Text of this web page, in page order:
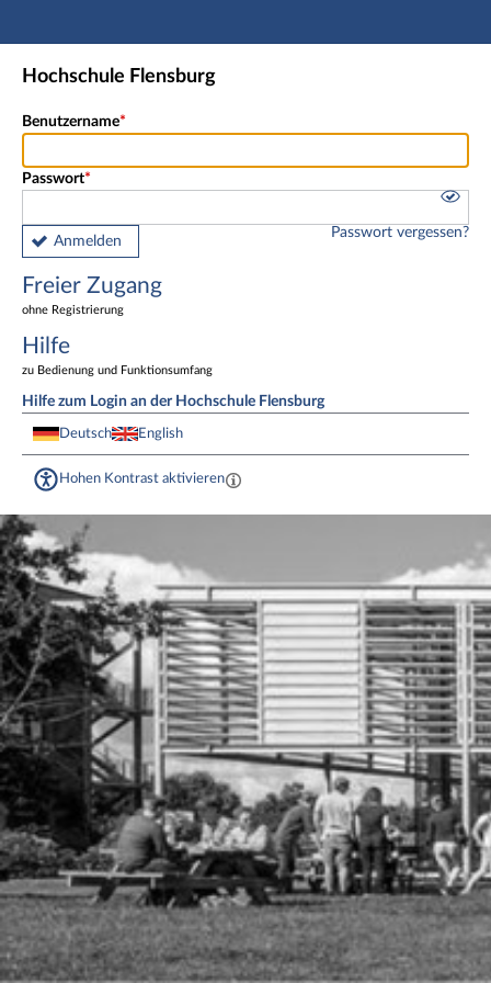
Hauptnavigation
Freier Zugang
Fußzeile
Hochschule Flensburg
Benutzername
Passwort
Anmelden
Passwort vergessen?
Freier Zugang
ohne Registrierung
Hilfe
zu Bedienung und Funktionsumfang
Hilfe zum Login an der Hochschule Flensburg
Deutsch English
Hohen Kontrast aktivieren